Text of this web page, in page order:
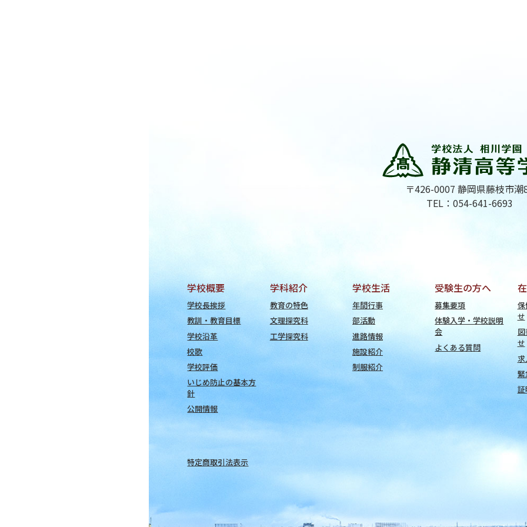
〒426-0007 静岡県藤枝市潮
TEL：054-641-6693
学校概要
学校長挨拶
教訓・教育目標
学校沿革
校歌
学校評価
いじめ防止の基本方
針
公開情報
学科紹介
教育の特色
文理探究科
工学探究科
学校生活
年間行事
部活動
進路情報
施設紹介
制服紹介
受験生の方へ
募集要項
体験入学・学校説明
会
よくある質問
せ
せ
特定商取引法表示